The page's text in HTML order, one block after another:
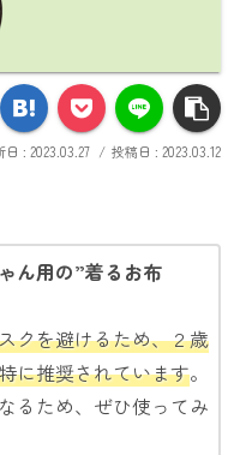
2023.03.27 2023.03.12
ん用の”着るお布
クを避けるため、２歳
に推奨されています。
るため、ぜひ使ってみ